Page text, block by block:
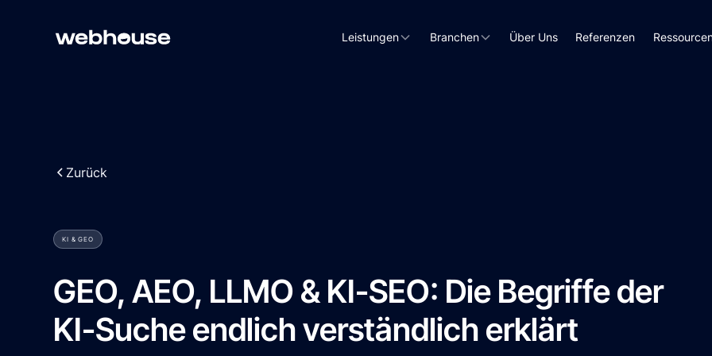
Leistungen Branchen Über Uns Referenzen
Zurück
KI & GEO
GEO, AEO, LLMO & KI-SEO: Die Begriffe der
KI-Suche endlich verständlich erklärt